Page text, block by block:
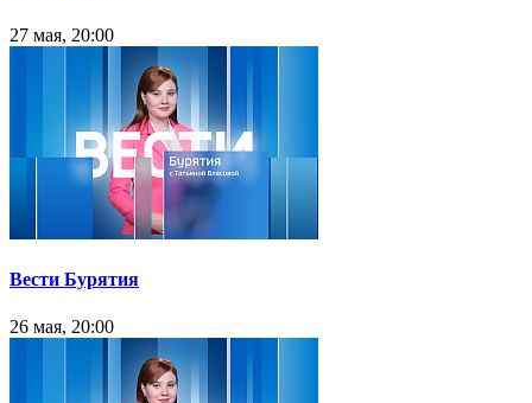
27 мая, 20:00
Вести Бурятия
26 мая, 20:00